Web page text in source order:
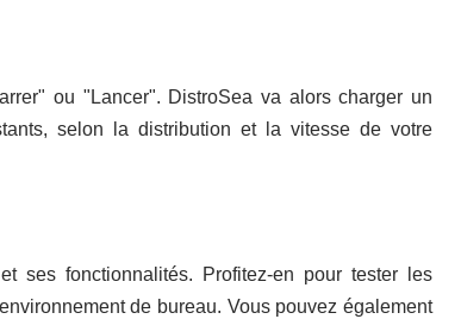
ou "Lancer". DistroSea va alors charger un
selon la distribution et la vitesse de votre
ses fonctionnalités. Profitez-en pour tester les
de bureau. Vous pouvez également